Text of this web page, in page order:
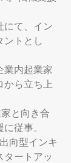
にて、イン
ントとし
業内起業家
から立ち上
と向き合
従事。
向型インキ
タートアッ